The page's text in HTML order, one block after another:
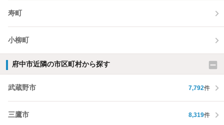
寿町
小柳町
府中市近隣の市区町村から探す
武蔵野市 7,792件
三鷹市 8,319件